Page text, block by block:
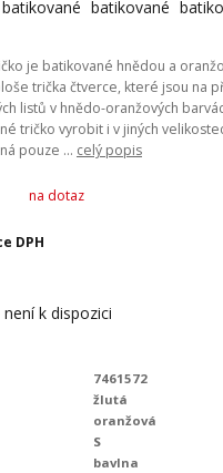
je batikované hnědou a
trička čtverce, které jsou na
listů v hnědo-oranžových
tričko vyrobit i v jiných
pouze ... celý popis
na dotaz
DPH
k dispozici
7461572
žlutá
oranžová
S
bavlna